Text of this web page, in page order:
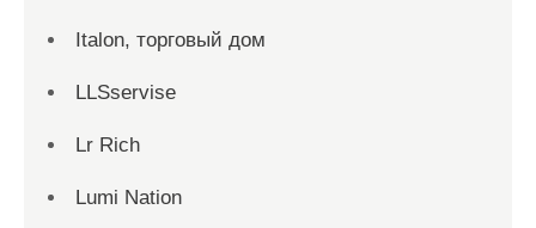
Italon, торговый дом
LLSservise
Lr Rich
Lumi Nation